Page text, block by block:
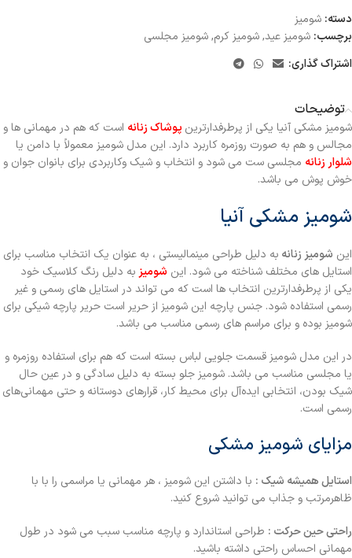
دسته: شومیز
برچسب: شومیز عید,شومیز کرم,شومیز مجلسی
اشتراک گذاری:
توضیحات
شوميز مشکی آنيا یکی از پرطرفدارترین پوشاک زنانه است که هم در مهمانی ها و
مجالس و هم به صورت روزمره کاربرد دارد. این مدل شومیز معمولاً با دامن یا
شلوار زنانه مجلسی ست می شود و انتخاب و شیک وکاربردی برای بانوان جوان و
خوش پوش می باشد.
شوميز مشکی آنيا
این شومیز زنانه به دلیل طراحی مینمالیستی ، به عنوان یک انتخاب مناسب برای
استایل های مختلف شناخته می شود. این شومیز به دلیل رنگ کلاسیک خود
یکی از پرطرفدارترین انتخاب ها است که می تواند در استایل های رسمی و غیر
رسمی استفاده شود. جنس پارچه این شومیز از حریر است حریر پارچه شیکی برای
شومیز بوده و برای مراسم های رسمی مناسب می باشد.
در این مدل شومیز قسمت جلویی لباس بسته است که هم برای استفاده روزمره و
یا مجلسی مناسب می باشد. شومیز جلو بسته به دلیل سادگی و در عین حال
شیک بودن، انتخابی ایده‌آل برای محیط کار، قرارهای دوستانه و حتی مهمانی‌های
رسمی است.
مزایای شومیز مشکی
استایل همیشه شیک : با داشتن این شومیز ، هر مهمانی یا مراسمی را با با
ظاهرمرتب و جذاب می توانید شروع کنید.
راحتی حین حرکت : طراحی استاندارد و پارچه مناسب سبب می شود در طول
مهمانی احساس راحتی داشته باشید.